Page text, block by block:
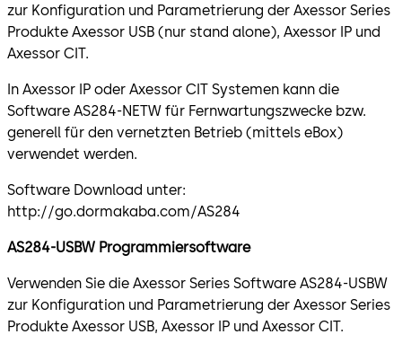
zur Konfiguration und Parametrierung der Axessor Series
Produkte Axessor USB (nur stand alone), Axessor IP und
Axessor CIT.
In Axessor IP oder Axessor CIT Systemen kann die
Software AS284-NETW für Fernwartungszwecke bzw.
generell für den vernetzten Betrieb (mittels eBox)
verwendet werden.
Software Download unter:
http://go.dormakaba.com/AS284
AS284-USBW Programmiersoftware
Verwenden Sie die Axessor Series Software AS284-USBW
zur Konfiguration und Parametrierung der Axessor Series
Produkte Axessor USB, Axessor IP und Axessor CIT.